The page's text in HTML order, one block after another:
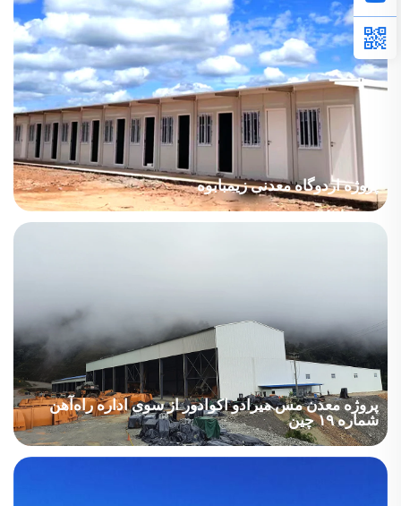
پروژه اردوگاه معدنی زیمبابوه
کمپ‌های معدنی در زیمبابوه دارای مساحتی بین ۱۰۰۰ تا ۴۰۰۰ مترمربع
پروژه معدن مس میرادو اکوادور از سوی اداره راه‌آهن
شماره ۱۹ چین
باید پیش‌فاکتوری بر اساس فهرست ارائه شود که بر اساس شرایط